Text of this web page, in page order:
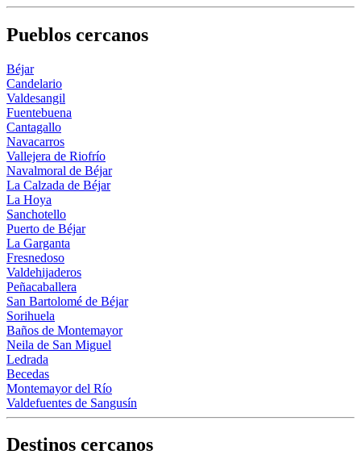
Pueblos cercanos
Béjar
Candelario
Valdesangil
Fuentebuena
Cantagallo
Navacarros
Vallejera de Riofrío
Navalmoral de Béjar
La Calzada de Béjar
La Hoya
Sanchotello
Puerto de Béjar
La Garganta
Fresnedoso
Valdehijaderos
Peñacaballera
San Bartolomé de Béjar
Sorihuela
Baños de Montemayor
Neila de San Miguel
Ledrada
Becedas
Montemayor del Río
Valdefuentes de Sangusín
Destinos cercanos